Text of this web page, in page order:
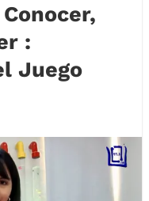
:
Juego